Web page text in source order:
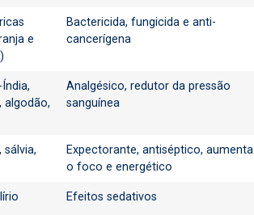
e
Bactericida, fungicida e anti-
cancerígena
algodão,
Analgésico, redutor da pressão
sanguínea
sálvia,
Expectorante, antiséptico, aumenta
o foco e energético
Efeitos sedativos